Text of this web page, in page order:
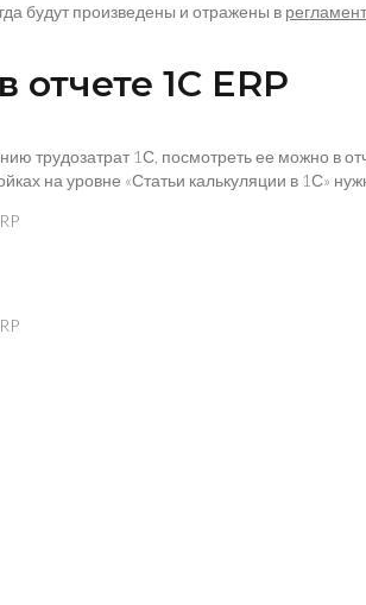
будут произведены и отражены в
1С ERP
трудозатрат 1С, посмотреть ее можно в
на уровне «Статьи калькуляции в 1С»